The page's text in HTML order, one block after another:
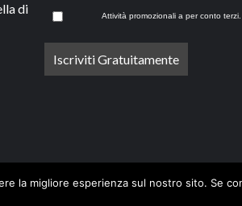
di
Attività promozionali a per conto terzi.
la migliore esperienza sul nostro sito. Se